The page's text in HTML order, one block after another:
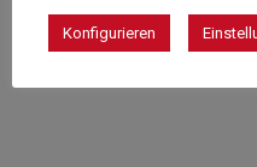
Konfigurieren